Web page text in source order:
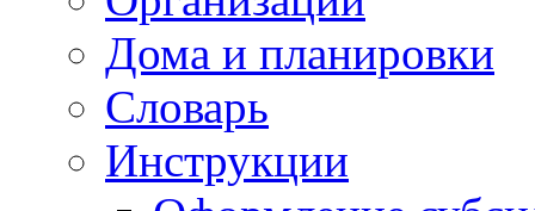
Дома и планировки
Словарь
Инструкции